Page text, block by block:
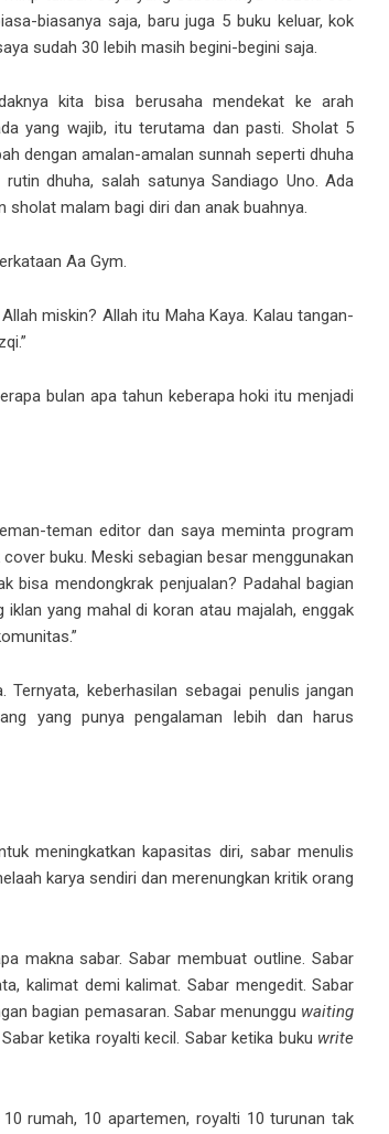
biasanya saja, baru juga 5 buku keluar, kok
sudah 30 lebih masih begini-begini saja.
kita bisa berusaha mendekat ke arah
yang wajib, itu terutama dan pasti. Sholat 5
dengan amalan-amalan sunnah seperti dhuha
dhuha, salah satunya Sandiago Uno. Ada
malam bagi diri dan anak buahnya.
Aa Gym.
miskin? Allah itu Maha Kaya. Kalau tangan-
bulan apa tahun keberapa hoki itu menjadi
teman editor dan saya meminta program
buku. Meski sebagian besar menggunakan
bisa mendongkrak penjualan? Padahal bagian
yang mahal di koran atau majalah, enggak
keberhasilan sebagai penulis jangan
yang punya pengalaman lebih dan harus
meningkatkan kapasitas diri, sabar menulis
karya sendiri dan merenungkan kritik orang
makna sabar. Sabar membuat outline. Sabar
kalimat demi kalimat. Sabar mengedit. Sabar
bagian pemasaran. Sabar menunggu waiting
ketika royalti kecil. Sabar ketika buku write
rumah, 10 apartemen, royalti 10 turunan tak